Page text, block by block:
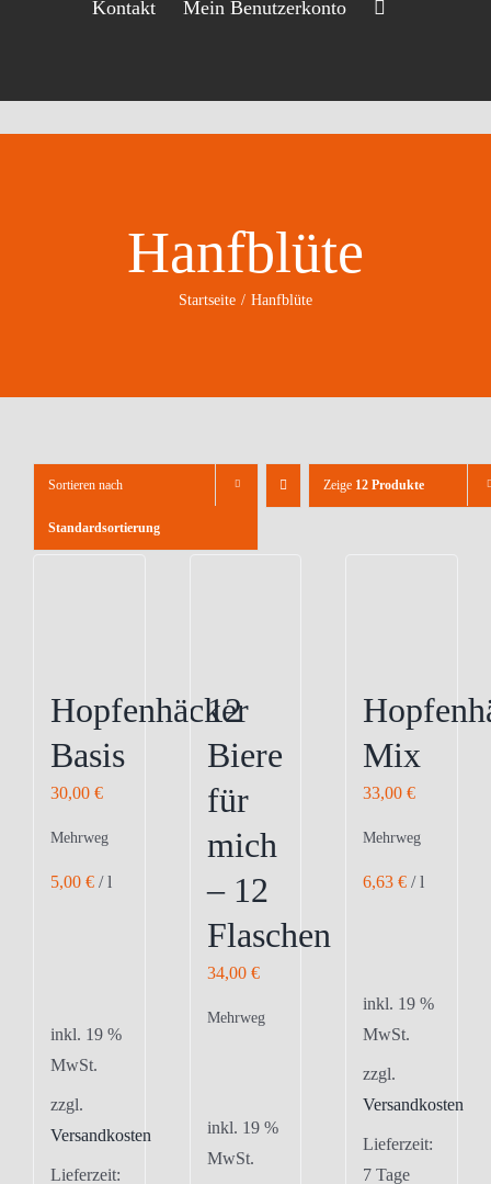
Kontakt Mein Benutzerkonto
Hanfblüte
Startseite Hanfblüte
Sortieren nach
Standardsortierung
Zeige 12 Produkte
Hopfenhäcker
Basis
30,00 €
Mehrweg
5,00 € /l
inkl. 19 %
MwSt.
zzgl.
Versandkosten
Lieferzeit:
12
Biere
für
mich
– 12
Flaschen
34,00 €
Mehrweg
inkl. 19 %
MwSt.
Mix
33,00€
Mehrweg
6,63€ /l
inkl. 19 %
MwSt.
zzgl.
Versandkosten
Lieferzeit:
7 Tage